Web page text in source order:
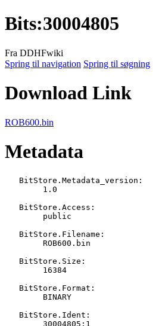
Bits:30004805
Fra DDHFwiki
Spring til navigation Spring til søgning
Download Link
ROB600.bin
Metadata
   BitStore.Metadata_version:
   BitStore.Access:
   BitStore.Filename:
   BitStore.Size:
   BitStore.Format:
   BitStore.Ident: